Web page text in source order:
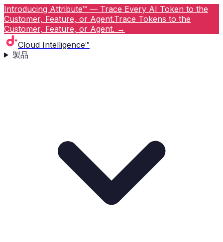
Introducing Attribute™ — Trace Every AI Token to the
Customer, Feature, or Agent.Trace Tokens to the
Customer, Feature, or Agent. →
Cloud Intelligence™
製品